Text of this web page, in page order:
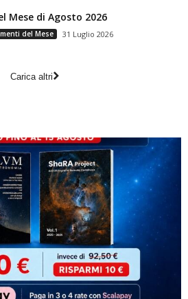
Mese di Agosto 2026
del Mese 31 Luglio 2026
Carica altri